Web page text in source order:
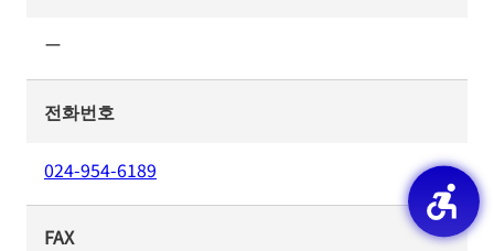
ー
전화번호
024-954-6189
FAX